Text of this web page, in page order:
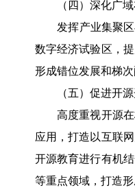
（四）深化广域
发挥产业集聚区
数字经济试验区，
形成错位发展和梯
（五）促进开源
高度重视开源在
应用，打造以互联
开源教育进行有机
等重点领域，打造